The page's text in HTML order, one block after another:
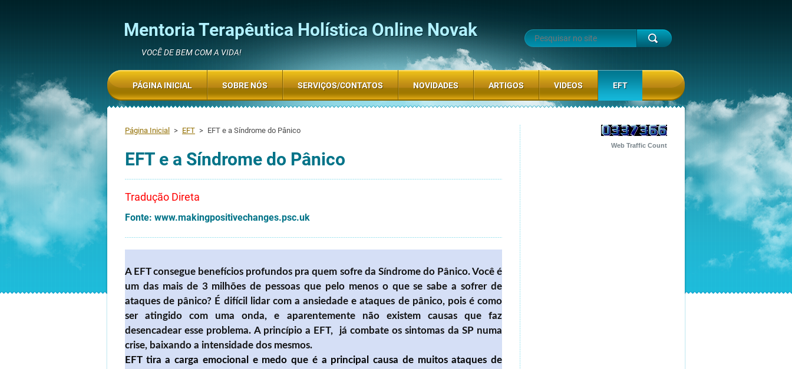
Mentoria Terapêutica Holística Online Novak
VOCÊ DE BEM COM A VIDA!
Página Inicial > EFT > EFT e a Síndrome do Pânico
EFT e a Síndrome do Pânico
Tradução Direta
Fonte: www.makingpositivechanges.psc.uk
A EFT consegue benefícios profundos pra quem sofre da Síndrome do Pânico. Você é
um das mais de 3 milhões de pessoas que pelo menos o que se sabe a sofrer de
ataques de pânico? É difícil l idar com a ansiedade e ataques de pânico, pois é como
ser atingido com uma onda, e aparentemente não existem causas que faz
desencadear esse problema. A princípio a EFT, já combate os sintomas da SP numa
crise, baixando a intensidade dos mesmos.
EFT tira a carga emocional e medo que é a principal causa de muitos ataques de
Web Traffic Count
PÁGINA INICIAL SOBRE NÓS SERVIÇOS/CONTATOS NOVIDADES ARTIGOS VIDEOS EFT